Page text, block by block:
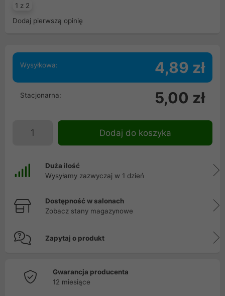
1 z 2
Dodaj pierwszą opinię
Wysyłkowa: 4,89 zł
Stacjonarna: 5,00 zł
Dodaj do koszyka
Duża ilość
Wysyłamy zazwyczaj w 1 dzień
Dostępność w salonach
Zobacz stany magazynowe
Zapytaj o produkt
Gwarancja producenta
12 miesiące